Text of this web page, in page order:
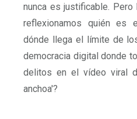
nunca es justificable. Pero
reflexionamos quién es
dónde llega el límite de
democracia digital donde
delitos en el vídeo viral
anchoa'?